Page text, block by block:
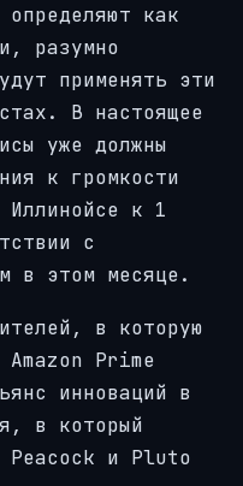
как
разумно
применять эти
В настоящее
уже должны
к громкости
Иллинойсе к 1
с
в этом месяце.
в которую
Prime
инноваций в
в который
и Pluto